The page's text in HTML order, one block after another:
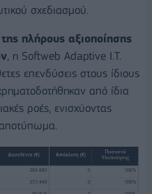
σχεδιασμού.
πλήρους αξιοποίησης
, η Softweb Adaptive I.T.
επενδύσεις στους ίδιους
από ίδια
ροές, ενισχύοντας